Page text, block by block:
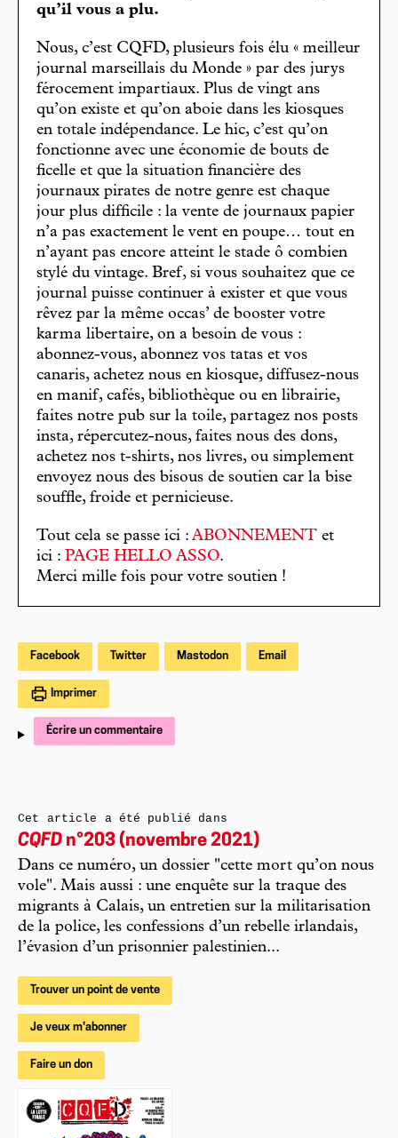
qu’il vous a plu.
Nous, c’est CQFD, plusieurs fois élu « meilleur
journal marseillais du Monde » par des jurys
férocement impartiaux. Plus de vingt ans
qu’on existe et qu’on aboie dans les kiosques
en totale indépendance. Le hic, c’est qu’on
fonctionne avec une économie de bouts de
ficelle et que la situation financière des
journaux pirates de notre genre est chaque
jour plus difficile : la vente de journaux papier
n’a pas exactement le vent en poupe… tout en
n’ayant pas encore atteint le stade ô combien
stylé du vintage. Bref, si vous souhaitez que ce
journal puisse continuer à exister et que vous
rêvez par la même occas’ de booster votre
karma libertaire, on a besoin de vous :
abonnez-vous, abonnez vos tatas et vos
canaris, achetez nous en kiosque, diffusez-nous
en manif, cafés, bibliothèque ou en librairie,
faites notre pub sur la toile, partagez nos posts
insta, répercutez-nous, faites nous des dons,
achetez nos t-shirts, nos livres, ou simplement
envoyez nous des bisous de soutien car la bise
souffle, froide et pernicieuse.
Tout cela se passe ici : ABONNEMENT et
ici : PAGE HELLO ASSO.
Merci mille fois pour votre soutien !
Facebook Twitter Mastodon Email
Imprimer
Écrire un commentaire
Cet article a été publié dans
CQFD n°203 (novembre 2021)
Dans ce numéro, un dossier "cette mort qu’on nous
vole". Mais aussi : une enquête sur la traque des
migrants à Calais, un entretien sur la militarisation
de la police, les confessions d’un rebelle irlandais,
l’évasion d’un prisonnier palestinien...
Trouver un point de vente
Je veux m'abonner
Faire un don